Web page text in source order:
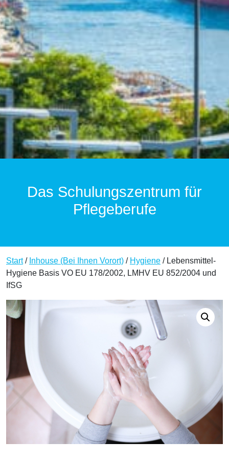
Das Schulungszentrum für
Pflegeberufe
Start/ Inhouse (Bei Ihnen Vorort) / Hygiene / Lebensmittel-
Hygiene Basis VO EU 178/2002, LMHV EU 852/2004 und
IfSG